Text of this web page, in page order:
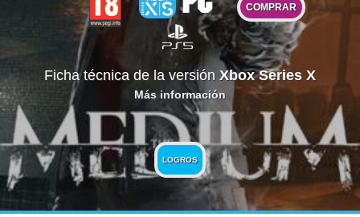
COMPRAR
Ficha técnica de la versión Xbox Series X
Más información
LOGROS